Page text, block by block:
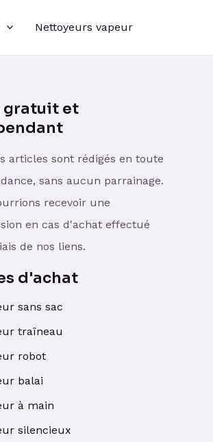
Nettoyeurs vapeur
gratuit et
articles sont rédigés en toute
sans aucun parrainage.
recevoir une
en cas d'achat effectué
de nos liens.
d'achat
sans sac
traîneau
robot
balai
à main
silencieux